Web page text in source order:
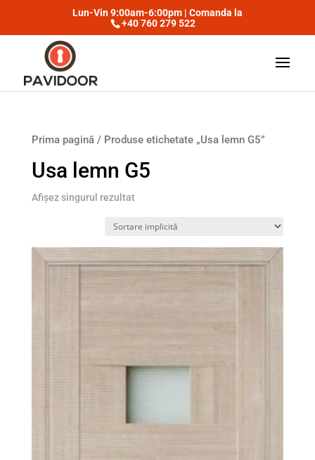
Lun-Vin 9:00am-6:00pm | Comanda la
+40 760 279 522
Prima pagină/ Produse etichetate „Usa lemn G5”
Usa lemn G5
Afișez singurul rezultat